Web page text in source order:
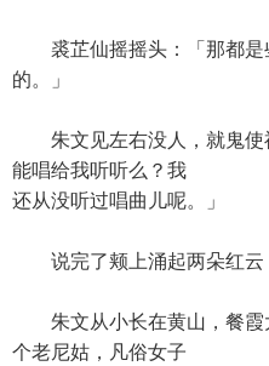
裘芷仙摇摇头：「那都是
的。」
朱文见左右没人，就鬼使
能唱给我听听么？我
还从没听过唱曲儿呢。」
说完了颊上涌起两朵红云
朱文从小长在黄山，餐霞
个老尼姑，凡俗女子